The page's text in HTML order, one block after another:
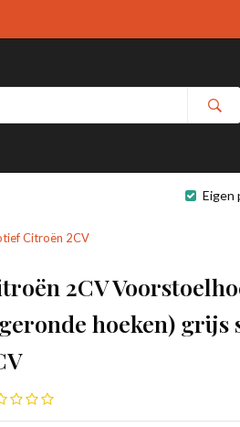
Eigen
Citroën 2CV
2CV
hoeken)